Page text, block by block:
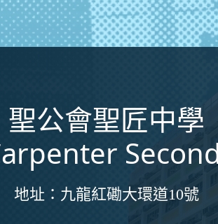
聖公會聖匠中學
地址： 九龍紅磡大環道10號